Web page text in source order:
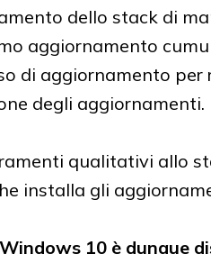
dello stack di
aggiornamento
di aggiornamento per
degli aggiornamenti.
qualitativi allo
installa gli
10 è dunque